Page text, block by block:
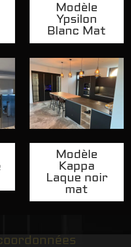
Modèle
Ypsilon
Blanc Mat
Modèle
Kappa
Laque noir
mat